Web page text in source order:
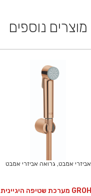
מוצרים נוספים
אביזרי אמבט, גרואה אביזרי אמבט
מערכת שטיפה היגיינית GROHE